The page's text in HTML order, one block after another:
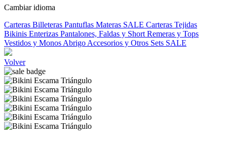
Cambiar idioma
Carteras Billeteras Pantuflas Materas SALE Carteras Tejidas
Bikinis Enterizas Pantalones, Faldas y Short Remeras y Tops
Vestidos y Monos Abrigo Accesorios y Otros Sets SALE
Volver